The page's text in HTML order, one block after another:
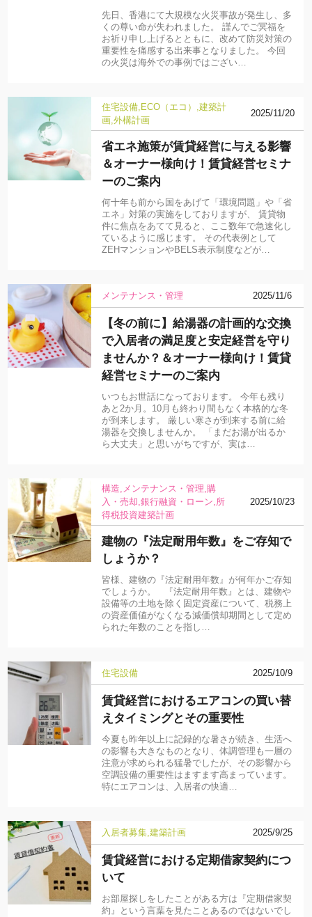
先日、香港にて大規模な火災事故が発生し、多
くの尊い命が失われました。 謹んでご冥福を
お祈り申し上げるとともに、改めて防災対策の
重要性を痛感する出来事となりました。 今回
の火災は海外での事例ではござい…
住宅設備 ECO（エコ）
建築計
画 外構計画
2025/11/20
省エネ施策が賃貸経営に与える影響
＆オーナー様向け！賃貸経営セミナ
ーのご案内
何十年も前から国をあげて「環境問題」や「省
エネ」対策の実施をしておりますが、 賃貸物
件に焦点をあてて見ると、ここ数年で急速化し
ているように感じます。 その代表例として
ZEHマンションやBELS表示制度などが…
メンテナンス・管理 2025/11/6
【冬の前に】給湯器の計画的な交換
で入居者の満足度と安定経営を守り
ませんか？＆オーナー様向け！賃貸
経営セミナーのご案内
いつもお世話になっております。 今年も残り
あと2か月。10月も終わり間もなく本格的な冬
が到来します。 厳しい寒さが到来する前に給
湯器を交換しませんか。 「まだお湯が出るか
ら大丈夫」と思いがちですが、実は…
構造 メンテナンス・管理 購
入・売却 銀行融資・ローン 所
得税投資建築計画
2025/10/23
建物の『法定耐用年数』をご存知で
しょうか？
皆様、建物の『法定耐用年数』が何年かご存知
でしょうか。 『法定耐用年数』とは、建物や
設備等の土地を除く固定資産について、税務上
の資産価値がなくなる減価償却期間として定め
られた年数のことを指し…
住宅設備 2025/10/9
賃貸経営におけるエアコンの買い替
えタイミングとその重要性
今夏も昨年以上に記録的な暑さが続き、生活へ
の影響も大きなものとなり、体調管理も一層の
注意が求められる猛暑でしたが、その影響から
空調設備の重要性はますます高まっています。
特にエアコンは、入居者の快適…
入居者募集 建築計画 2025/9/25
賃貸経営における定期借家契約につ
いて
お部屋探しをしたことがある方は『定期借家契
約』という言葉を見たことあるのではないでし